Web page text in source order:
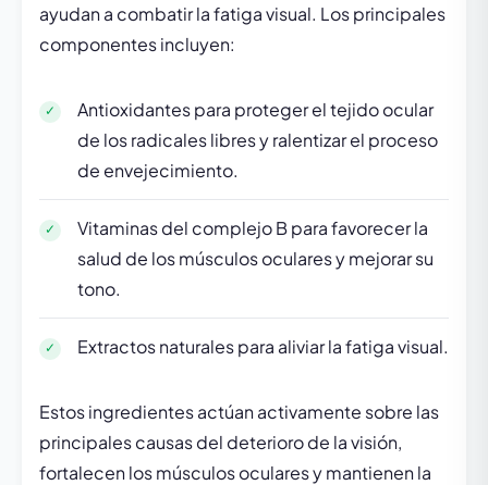
ayudan a combatir la fatiga visual. Los principales
componentes incluyen:
Antioxidantes para proteger el tejido ocular
de los radicales libres y ralentizar el proceso
de envejecimiento.
Vitaminas del complejo B para favorecer la
salud de los músculos oculares y mejorar su
tono.
Extractos naturales para aliviar la fatiga visual.
Estos ingredientes actúan activamente sobre las
principales causas del deterioro de la visión,
fortalecen los músculos oculares y mantienen la